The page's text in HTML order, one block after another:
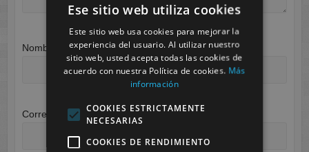
Nombre
Correo electrónico*
Ese sitio web utiliza cookies
Este sitio web usa cookies para mejorar la
experiencia del usuario. Al utilizar nuestro
sitio web, usted acepta todas las cookies de
acuerdo con nuestra Política de cookies. Más
información
COOKIES ESTRICTAMENTE
NECESARIAS
COOKIES DE RENDIMIENTO